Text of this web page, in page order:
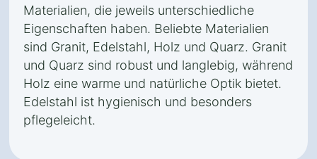
Materialien, die jeweils unterschiedliche
Eigenschaften haben. Beliebte Materialien
sind Granit, Edelstahl, Holz und Quarz. Granit
und Quarz sind robust und langlebig, während
Holz eine warme und natürliche Optik bietet.
Edelstahl ist hygienisch und besonders
pflegeleicht.